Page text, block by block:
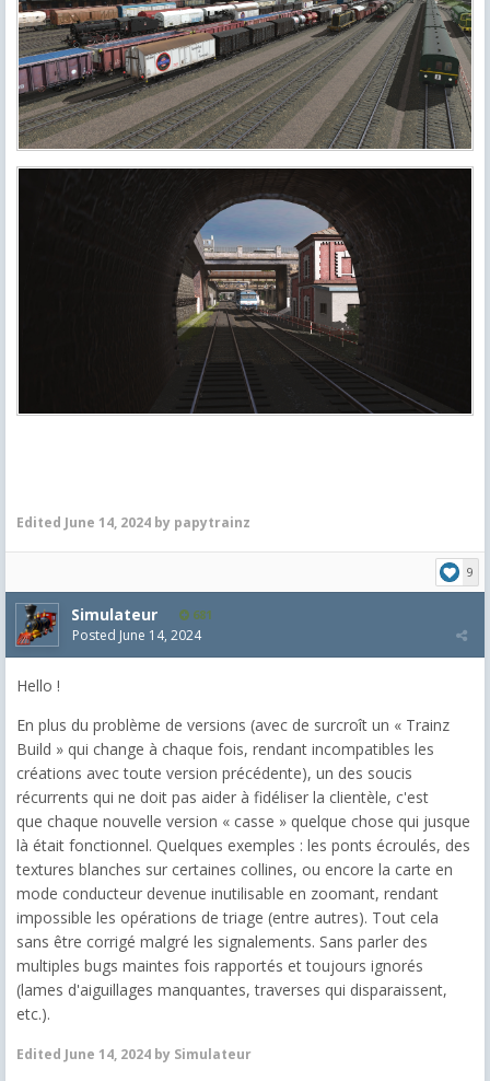
Edited June 14, 2024 by papytrainz
9
Simulateur 681
Posted June 14, 2024
Hello !
En plus du problème de versions (avec de surcroît un « Trainz
Build » qui change à chaque fois, rendant incompatibles les
créations avec toute version précédente), un des soucis
récurrents qui ne doit pas aider à fidéliser la clientèle, c'est
que chaque nouvelle version « casse » quelque chose qui jusque
là était fonctionnel. Quelques exemples : les ponts écroulés, des
textures blanches sur certaines collines, ou encore la carte en
mode conducteur devenue inutilisable en zoomant, rendant
impossible les opérations de triage (entre autres). Tout cela
sans être corrigé malgré les signalements. Sans parler des
multiples bugs maintes fois rapportés et toujours ignorés
(lames d'aiguillages manquantes, traverses qui disparaissent,
etc.).
Edited June 14, 2024 by Simulateur